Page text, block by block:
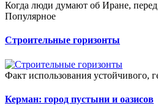
Когда люди думают об Иране,
Популярное
Строительные горизонты
Факт использования устойчивого,
Керман: город пустыни и оазисов